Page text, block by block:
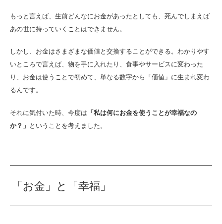
もっと言えば、生前どんなにお金があったとしても、死んでしまえば
あの世に持っていくことはできません。
しかし、お金はさまざまな価値と交換することができる。わかりやす
いところで言えば、物を手に入れたり、食事やサービスに変わった
り、お金は使うことで初めて、単なる数字から「価値」に生まれ変わ
るんです。
それに気付いた時、今度は 「私は何にお金を使うことが幸福なの
か？」 ということを考えました。
「お金」と「幸福」